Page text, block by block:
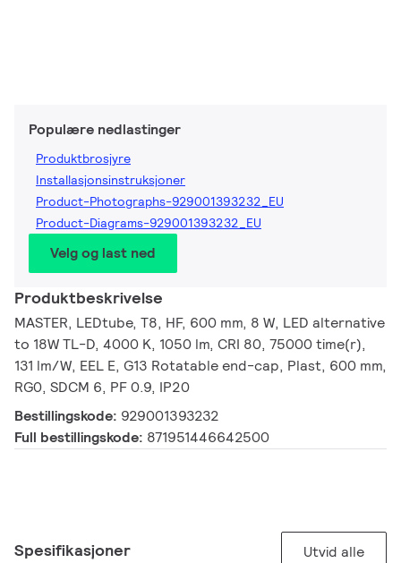
Populære nedlastinger
Produktbrosjyre
Installasjonsinstruksjoner
Product-Photographs-929001393232_EU
Product-Diagrams-929001393232_EU
Velg og last ned
Produktbeskrivelse
MASTER, LEDtube, T8, HF, 600 mm, 8 W, LED alternative
to 18W TL-D, 4000 K, 1050 lm, CRI 80, 75000 time(r),
131 lm/W, EEL E, G13 Rotatable end-cap, Plast, 600 mm,
RG0, SDCM 6, PF 0.9, IP20
Bestillingskode: 929001393232
Full bestillingskode: 871951446642500
Spesifikasjoner Utvid alle